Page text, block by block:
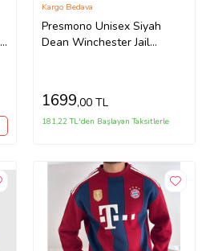
Presmono Unisex Siyah
Dean Winchester Jail
507907tt
Kargo Bedava
1699,00 TL
181,22 TL'den Başlayan Taksitlerle